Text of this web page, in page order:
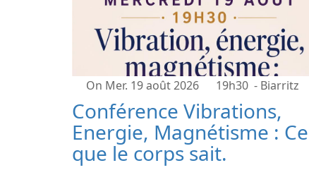
On Mer. 19 août 2026 19h30 - Biarritz
Conférence Vibrations,
Energie, Magnétisme : Ce
que le corps sait.